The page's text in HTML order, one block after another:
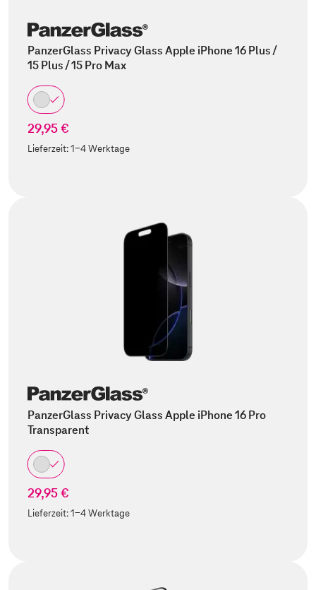
PanzerGlass Privacy Glass Apple iPhone 16 Plus /
15 Plus / 15 Pro Max
29,95 €
Lieferzeit:1-4 Werktage
PanzerGlass Privacy Glass Apple iPhone 16 Pro
Transparent
29,95 €
Lieferzeit:1-4 Werktage